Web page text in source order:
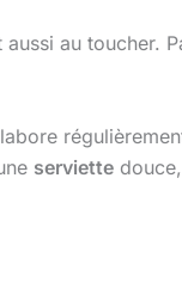
au toucher.
serviette